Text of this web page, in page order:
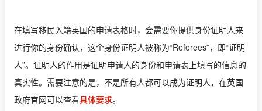
在填写移民入籍英国的申请表格时，会需要你提供身份证明人来
进行你的身份确认，这个身份证明人被称为“Referees”，即“证明
人”。证明人的作用是证明申请人的身份和申请表上填写的信息的
真实性。需要注意的是，不是所有人都可以成为证明人，在英国
政府官网可以查看具体要求。